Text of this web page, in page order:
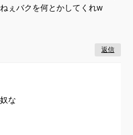
ぇバクを何とかしてくれw
返信
な